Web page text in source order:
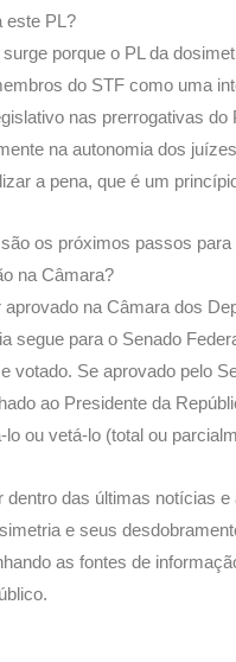
este PL?
porque o PL da
do STF como uma
nas prerrogativas do
na autonomia dos
a pena, que é um
os próximos passos para
na Câmara?
aprovado na Câmara dos
segue para o Senado
votado. Se aprovado pelo
ao Presidente da
lo ou vetá-lo (total ou
dentro das últimas notícias
e seus
as fontes de